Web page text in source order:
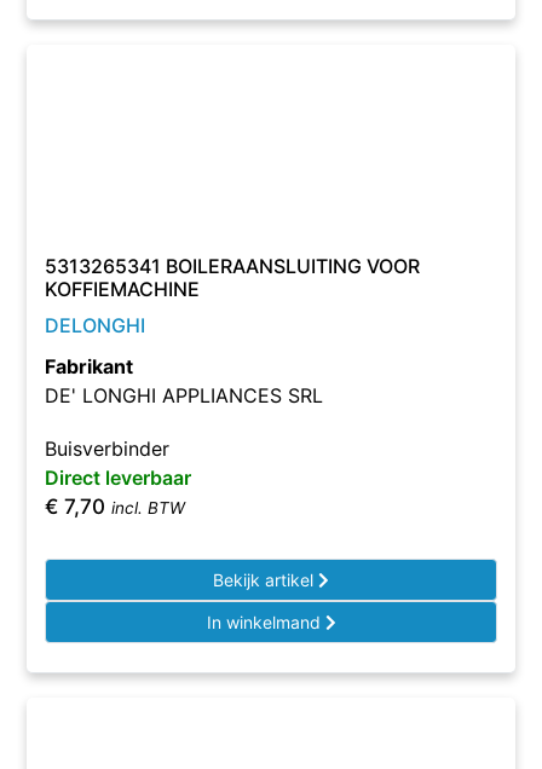
5313265341 BOILERAANSLUITING VOOR
KOFFIEMACHINE
DELONGHI
Fabrikant
DE' LONGHI APPLIANCES SRL
Buisverbinder
Direct leverbaar
€ 7,70 incl. BTW
Bekijk artikel
In winkelmand